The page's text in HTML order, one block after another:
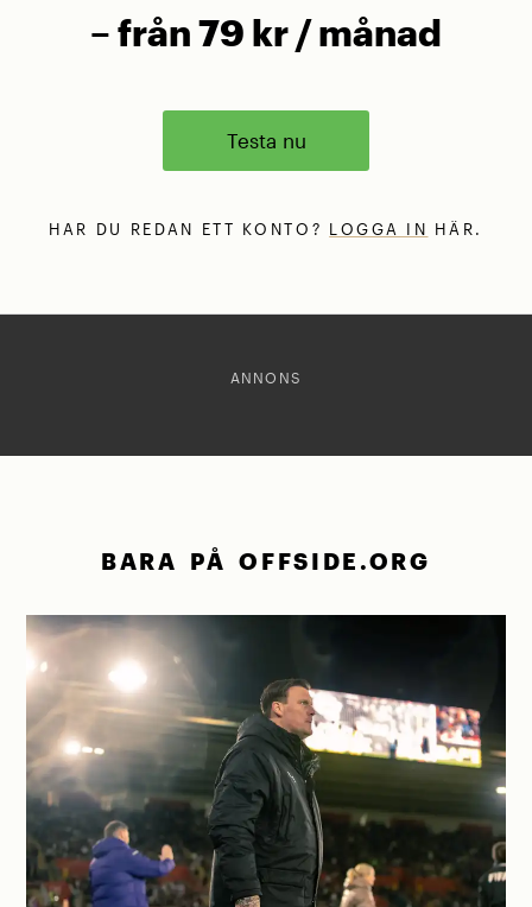
– från 79 kr / månad
Testa nu
HAR DU REDAN ETT KONTO? LOGGA IN HÄR.
ANNONS
BARA PÅ OFFSIDE.ORG